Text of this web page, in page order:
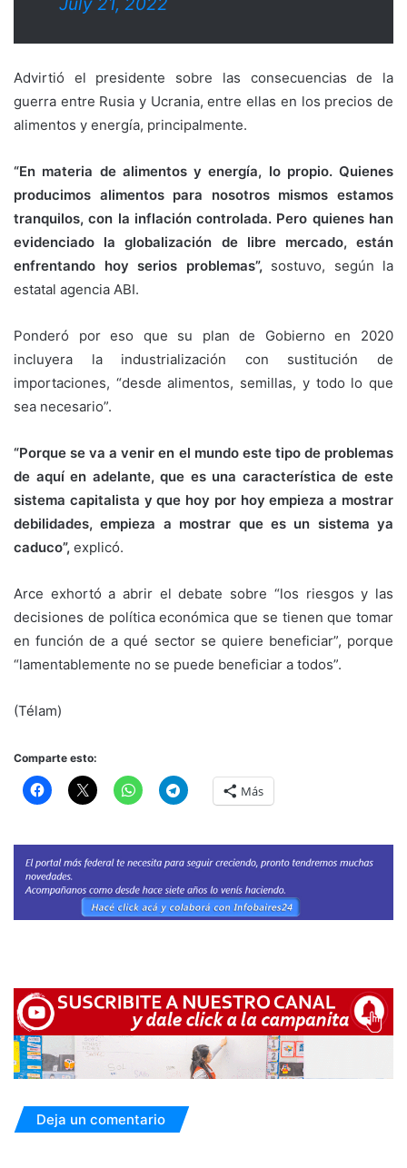
July 21, 2022
Advirtió el presidente sobre las consecuencias de la
guerra entre Rusia y Ucrania, entre ellas en los precios de
alimentos y energía, principalmente.
“En materia de alimentos y energía, lo propio. Quienes
producimos alimentos para nosotros mismos estamos
tranquilos, con la inflación controlada. Pero quienes han
evidenciado la globalización de libre mercado, están
enfrentando hoy serios problemas”, sostuvo, según la
estatal agencia ABI.
Ponderó por eso que su plan de Gobierno en 2020
incluyera la industrialización con sustitución de
importaciones, “desde alimentos, semillas, y todo lo que
sea necesario”.
“Porque se va a venir en el mundo este tipo de problemas
de aquí en adelante, que es una característica de este
sistema capitalista y que hoy por hoy empieza a mostrar
debilidades, empieza a mostrar que es un sistema ya
caduco”, explicó.
Arce exhortó a abrir el debate sobre “los riesgos y las
decisiones de política económica que se tienen que tomar
en función de a qué sector se quiere beneficiar”, porque
“lamentablemente no se puede beneficiar a todos”.
(Télam)
Comparte esto:
Más
Deja un comentario